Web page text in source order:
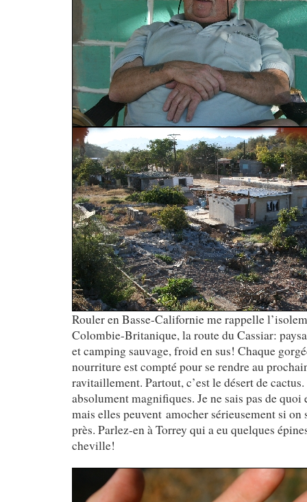
Rouler en Basse-Californie me rappelle
Colombie-Britanique, la route du Cassiar:
et camping sauvage, froid en sus! Chaque
nourriture est compté pour se rendre au
ravitaillement. Partout, c’est le désert de
absolument magnifiques. Je ne sais pas de quoi
mais elles peuvent amocher sérieusement si on
près. Parlez-en à Torrey qui a eu quelques
cheville!